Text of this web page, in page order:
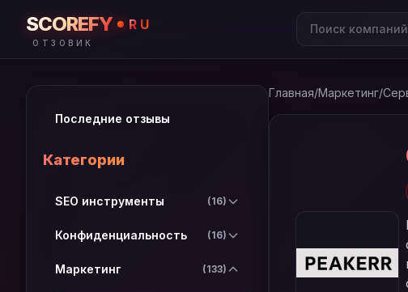
SCOREFY RU
ОТЗОВИК
Последние отзывы
Категории
SEO инструменты (16)
Конфиденциальность (16)
Маркетинг (133)
Главная/Маркетинг/